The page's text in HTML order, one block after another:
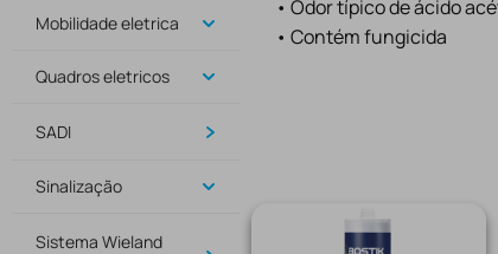
Mobilidade eletrica
Quadros eletricos
SADI
Sinalização
Sistema Wieland
• Odor típico de ácido
• Contém fungicida